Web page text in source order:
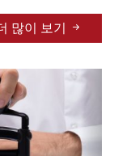
많이 보기